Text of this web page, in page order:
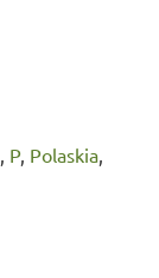
P, Polaskia